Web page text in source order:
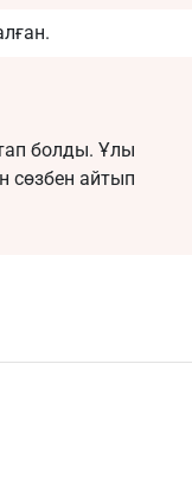
болды. Ұлы
сөзбен айтып